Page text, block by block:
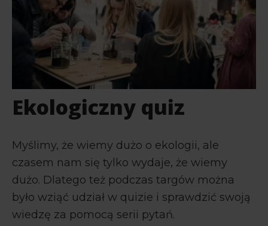
Ekologiczny quiz
Myślimy, że wiemy dużo o ekologii, ale
czasem nam się tylko wydaje, że wiemy
dużo. Dlatego też podczas targów można
było wziąć udział w quizie i sprawdzić swoją
wiedzę za pomocą serii pytań.